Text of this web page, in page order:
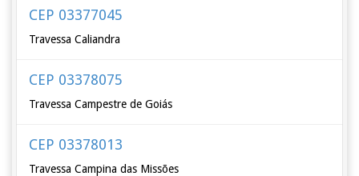
CEP 03377045
Travessa Caliandra
CEP 03378075
Travessa Campestre de Goiás
CEP 03378013
Travessa Campina das Missões